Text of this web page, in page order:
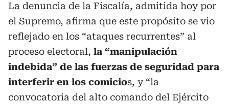
La denuncia de la Fiscalía, admitida hoy por
el Supremo, afirma que este propósito se vio
reflejado en los “ataques recurrentes” al
proceso electoral, la “manipulación
indebida” de las fuerzas de seguridad para
interferir en los comicios, y “la
convocatoria del alto comando del Ejército